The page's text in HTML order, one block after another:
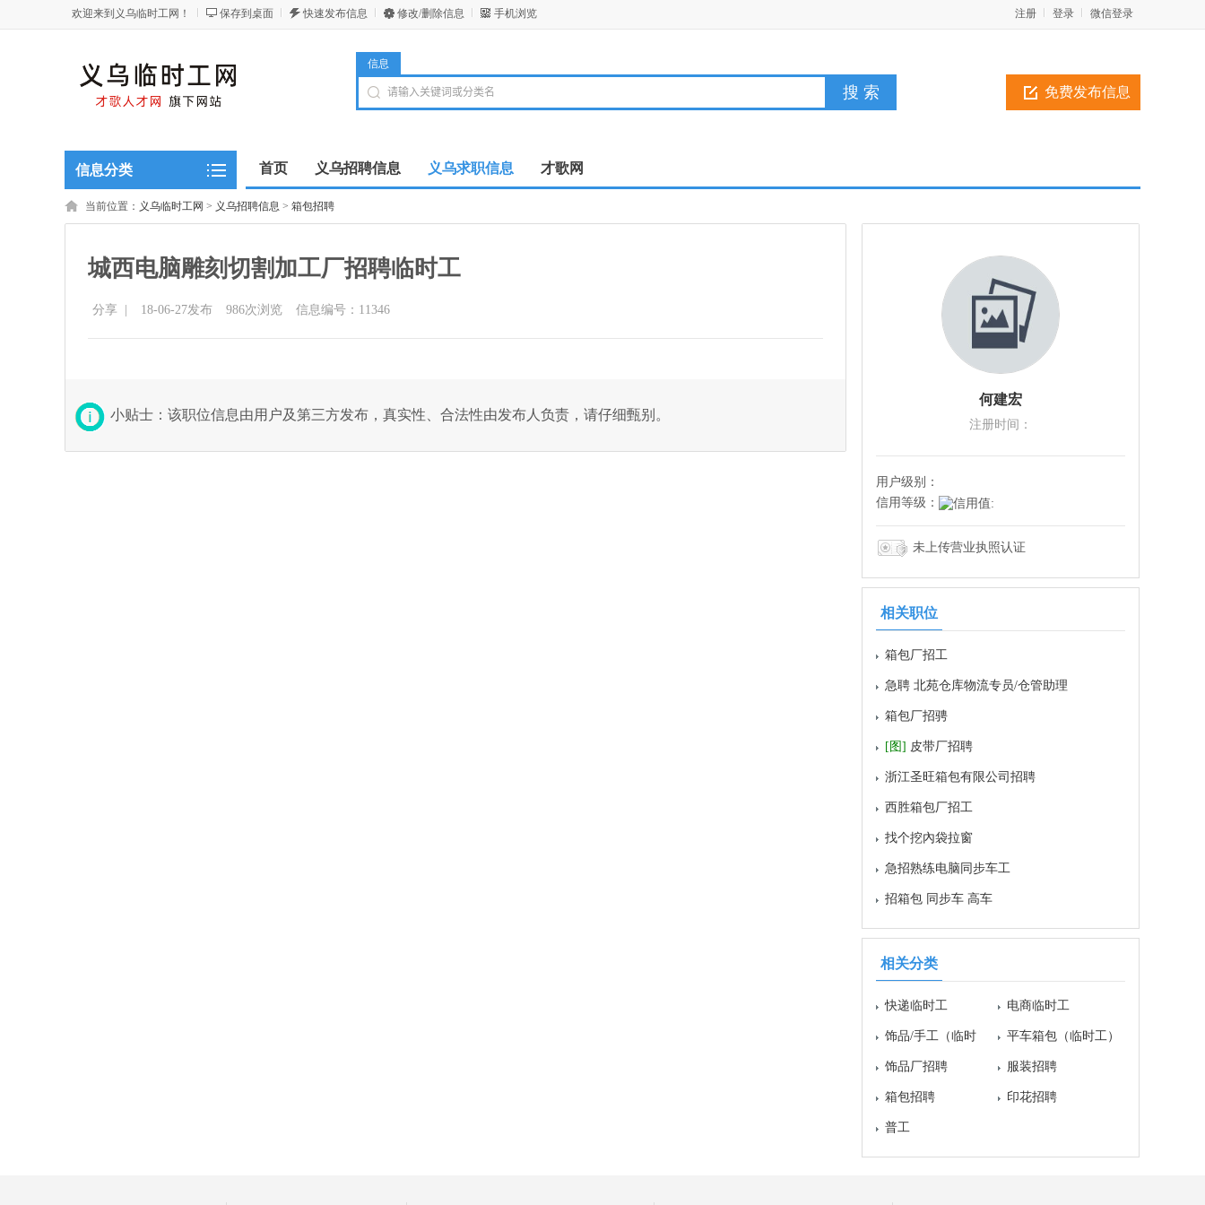
欢迎来到义乌临时工网！ 保存到桌面 快速发布信息 修改/删除信息 手机浏览 微信登录
登录
注册
免费发布信息
信息
信息分类 首页 义乌招聘信息 义乌求职信息 才歌网
当前位置： 义乌临时工网 > 义乌招聘信息 > 箱包招聘
城西电脑雕刻切割加工厂招聘临时工
分享 18-06-27发布 986次浏览 信息编号：11346
小贴士：该职位信息由用户及第三方发布，真实性、合法性由发布人负责，请仔细甄别。
何建宏
注册时间：
用户级别：
信用等级：
未上传营业执照认证
相关职位
箱包厂招工
急聘 北苑仓库物流专员/仓管助理
箱包厂招骋
[图] 皮带厂招聘
浙江圣旺箱包有限公司招聘
西胜箱包厂招工
找个挖內袋拉窗
急招熟练电脑同步车工
招箱包 同步车 高车
相关分类
快递临时工 电商临时工
饰品/手工（临时
工）
平车箱包（临时工）
饰品厂招聘 服装招聘
箱包招聘 印花招聘
普工